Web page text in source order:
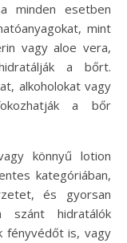
minden esetben
mint
vagy aloe vera,
a bőrt.
alkoholokat vagy
a bőr
könnyű lotion
kategóriában,
és gyorsan
szánt hidratálók
fényvédőt is, vagy